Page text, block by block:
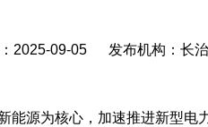
2025-09-05 发布机构：长
能源为核心，加速推进新型电